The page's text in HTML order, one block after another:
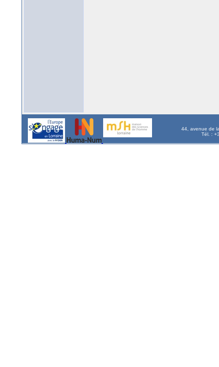
44, avenue de
Tél. :